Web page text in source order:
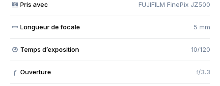
Pris avec FUJIFILM FinePix JZ500
Longueur de focale 5 mm
Temps d’exposition 10/120
f Ouverture f/3.3